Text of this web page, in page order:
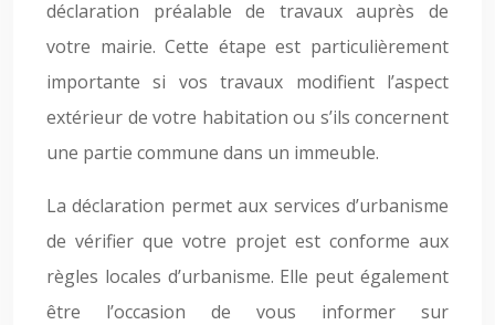
déclaration préalable de travaux auprès de
votre mairie. Cette étape est particulièrement
importante si vos travaux modifient l’aspect
extérieur de votre habitation ou s’ils concernent
une partie commune dans un immeuble.
La déclaration permet aux services d’urbanisme
de vérifier que votre projet est conforme aux
règles locales d’urbanisme. Elle peut également
être l’occasion de vous informer sur